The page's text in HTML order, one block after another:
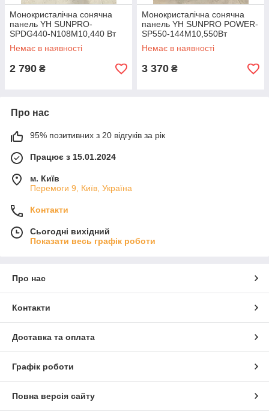
Монокристалічна сонячна
панель YH SUNPRO-
SPDG440-N108M10,440 Вт
Немає в наявності
2 790 ₴
Монокристалічна сонячна
панель YH SUNPRO POWER-
SP550-144M10,550Вт
Немає в наявності
3 370 ₴
Про нас
95% позитивних з 20 відгуків за рік
Працює з 15.01.2024
м. Київ
Перемоги 9, Київ, Україна
Контакти
Сьогодні вихідний
Показати весь графік роботи
Про нас
Контакти
Доставка та оплата
Графік роботи
Повна версія сайту